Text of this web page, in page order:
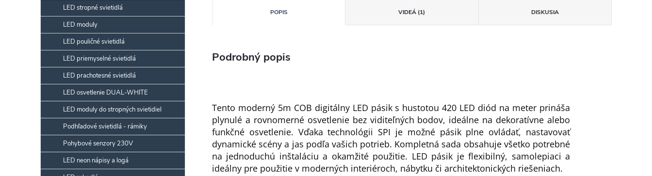
LED stropné svietidlá
LED moduly
LED pouličné svietidlá
LED priemyselné svietidlá
LED prachotesné svietidlá
LED osvetlenie DUAL-WHITE
LED moduly do stropných svietidiel
Podhľadové svietidlá - rámiky
Pohybové senzory 230V
LED neon nápisy a logá
POPIS VIDEÁ (1) DISKUSIA
Podrobný popis
Tento moderný 5m COB digitálny LED pásik s hustotou 420 LED diód na meter prináša
plynulé a rovnomerné osvetlenie bez viditeľných bodov, ideálne na dekoratívne alebo
funkčné osvetlenie. Vďaka technológii SPI je možné pásik plne ovládať, nastavovať
dynamické scény a jas podľa vašich potrieb. Kompletná sada obsahuje všetko potrebné
na jednoduchú inštaláciu a okamžité použitie. LED pásik je flexibilný, samolepiaci a
ideálny pre použitie v moderných interiéroch, nábytku či architektonických riešeniach.